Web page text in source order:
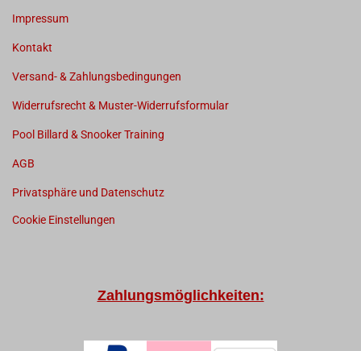
Impressum
Kontakt
Versand- & Zahlungsbedingungen
Widerrufsrecht & Muster-Widerrufsformular
Pool Billard & Snooker Training
AGB
Privatsphäre und Datenschutz
Cookie Einstellungen
Zahlungsmöglichkeiten: